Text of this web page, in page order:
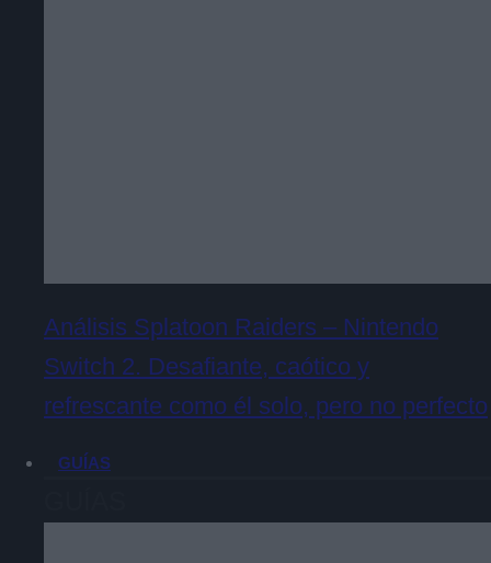
Análisis Splatoon Raiders – Nintendo
Switch 2. Desafiante, caótico y
refrescante como él solo, pero no perfecto
GUÍAS